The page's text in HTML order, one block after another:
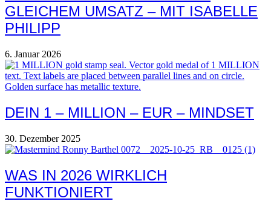
GLEICHEM UMSATZ – MIT ISABELLE
PHILIPP
6. Januar 2026
DEIN 1 – MILLION – EUR – MINDSET
30. Dezember 2025
WAS IN 2026 WIRKLICH
FUNKTIONIERT